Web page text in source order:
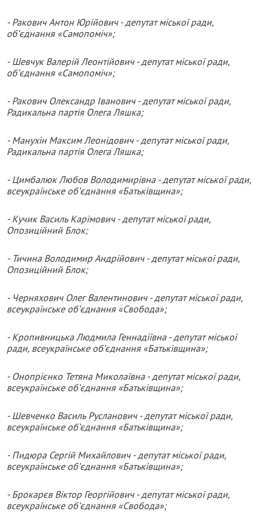
- Ракович Антон Юрійович - депутат міської ради,
об’єднання «Самопоміч»;
- Шевчук Валерій Леонтійович - депутат міської ради,
об’єднання «Самопоміч»;
- Ракович Олександр Іванович - депутат міської ради,
Радикальна партія Олега Ляшка;
- Манухін Максим Леонідович - депутат міської ради,
Радикальна партія Олега Ляшка;
- Цимбалюк Любов Володимирівна - депутат міської ради,
всеукраїнське об’єднання «Батьківщина»;
- Кучик Василь Карімович - депутат міської ради,
Опозиційний Блок;
- Тичина Володимир Андрійович - депутат міської ради,
Опозиційний Блок;
- Черняхович Олег Валентинович - депутат міської ради,
всеукраїнське об’єднання «Свобода»;
- Кропивницька Людмила Геннадіївна - депутат міської
ради, всеукраїнське об’єднання «Батьківщина»;
- Онопрієнко Тетяна Миколаївна - депутат міської ради,
всеукраїнське об’єднання «Батьківщина»;
- Шевченко Василь Русланович - депутат міської ради,
всеукраїнське об’єднання «Батьківщина»;
- Пидюра Сергій Михайлович - депутат міської ради,
всеукраїнське об’єднання «Батьківщина»;
- Брокарєв Віктор Георгійович - депутат міської ради,
всеукраїнське об’єднання «Свобода»;